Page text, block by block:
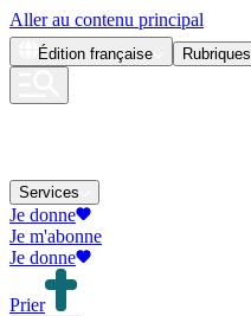
Aller au contenu principal
Édition française Rubriques
Services
Je donne
Je m'abonne
Je donne
Prier